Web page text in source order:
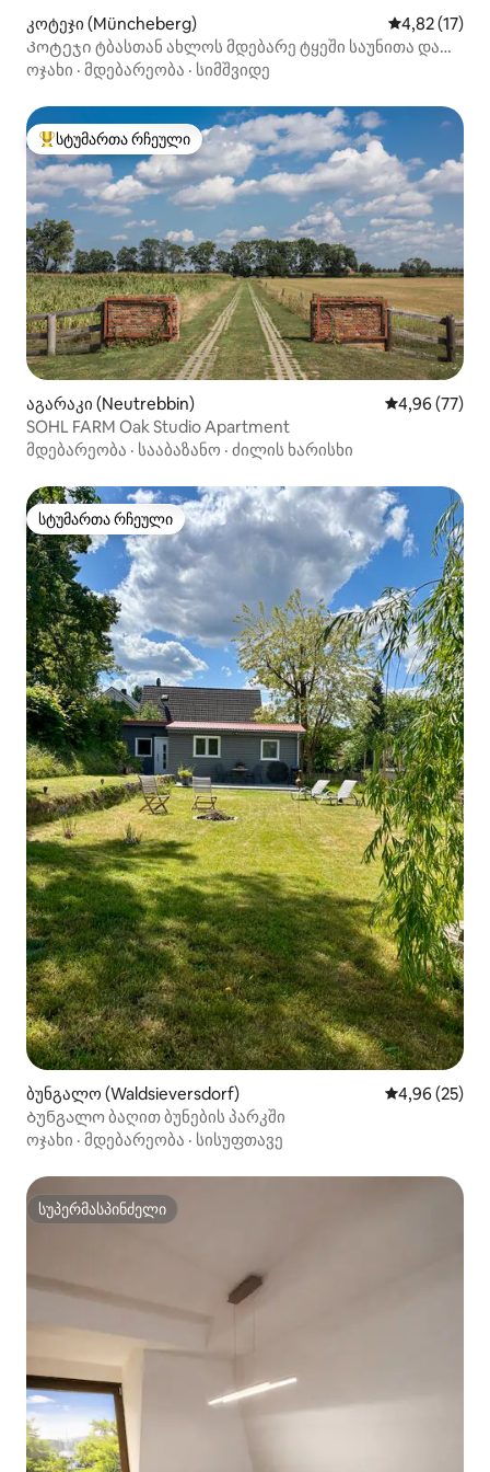
კოტეჯი (Müncheberg) საშუალო
4,82 (17)
Კოტეჯი ტბასთან ახლოს მდებარე ტყეში საუნითა და
სიმშვიდით
ოჯახი · მდებარეობა · სიმშვიდე
სტუმართა რჩეული მოწინავე ვარიანტი
სტუმართა რჩეული
აგარაკი (Neutrebbin) საშუალო
4,96 (77)
SOHL FARM Oak Studio Apartment
მდებარეობა · სააბაზანო · ძილის ხარისხი
სტუმართა რჩეული
სტუმართა რჩეული
ბუნგალო (Waldsieversdorf) საშუალო
4,96 (25)
Ბუნგალო ბაღით ბუნების პარკში
ოჯახი · მდებარეობა · სისუფთავე
სუპერმასპინძელი
სუპერმასპინძელი